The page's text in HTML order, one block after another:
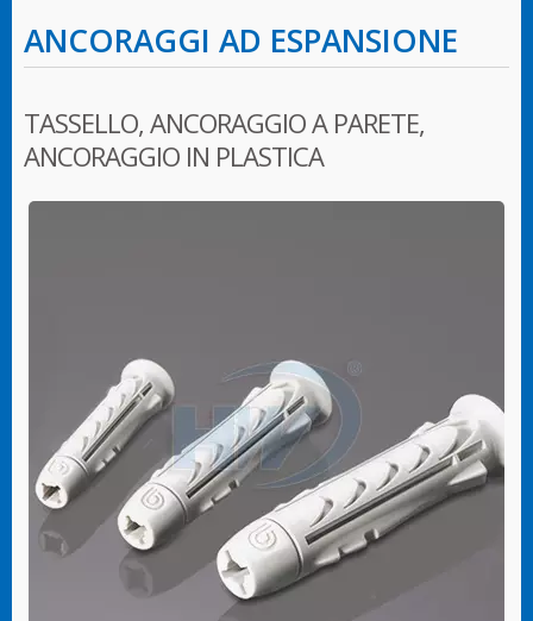
ANCORAGGI AD ESPANSIONE
TASSELLO, ANCORAGGIO A PARETE,
ANCORAGGIO IN PLASTICA